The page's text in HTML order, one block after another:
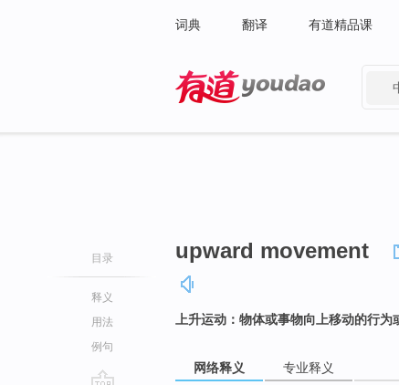
词典 翻译 有道精品课
目录
释义
用法
例句
upward movement
上升运动：物体或事物向上移动的行为
网络释义 专业释义